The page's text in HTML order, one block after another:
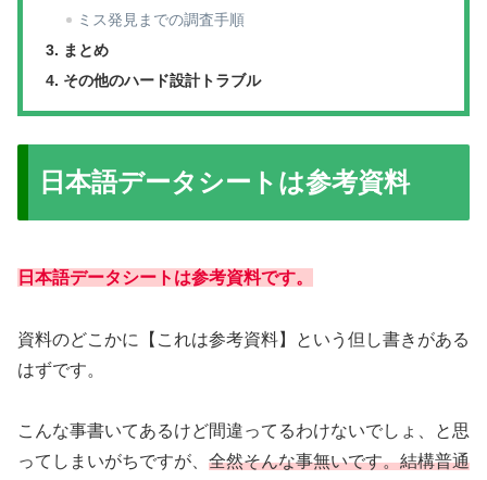
ミス発見までの調査手順
まとめ
その他のハード設計トラブル
日本語データシートは参考資料
日本語データシートは参考資料です。
資料のどこかに【これは参考資料】という但し書きがある
はずです。
こんな事書いてあるけど間違ってるわけないでしょ、と思
ってしまいがちですが、 全然そんな事無いです。結構普通